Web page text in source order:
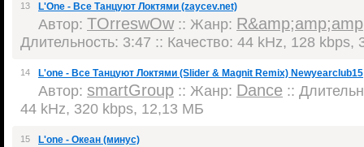
13 L'One - Все Танцуют Локтями (zaycev.net)
Автор: TOrreswOw:: Жанр:
Длительность: 3:47 :: Качество: 44 kHz, 128 kbps,
14 L'one - Все Танцуют Локтями (Slider & Magnit Remix) Newyearclub15
Автор: smartGroup :: Жанр: Dance ::
44 kHz, 320 kbps, 12,13 МБ
15 L'one - Океан (минус)